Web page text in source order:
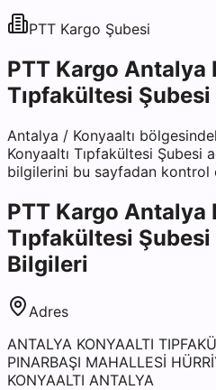
PTT Kargo Şubesi
PTT Kargo Antalya
Tıpfakültesi Şubesi
Antalya / Konyaaltı
Konyaaltı Tıpfakültesi Şubesi
bilgilerini bu sayfadan kontrol
PTT Kargo Antalya
Tıpfakültesi Şubesi
Bilgileri
Adres
ANTALYA KONYAALTI
PINARBAŞI MAHALLESİ
KONYAALTI ANTALYA